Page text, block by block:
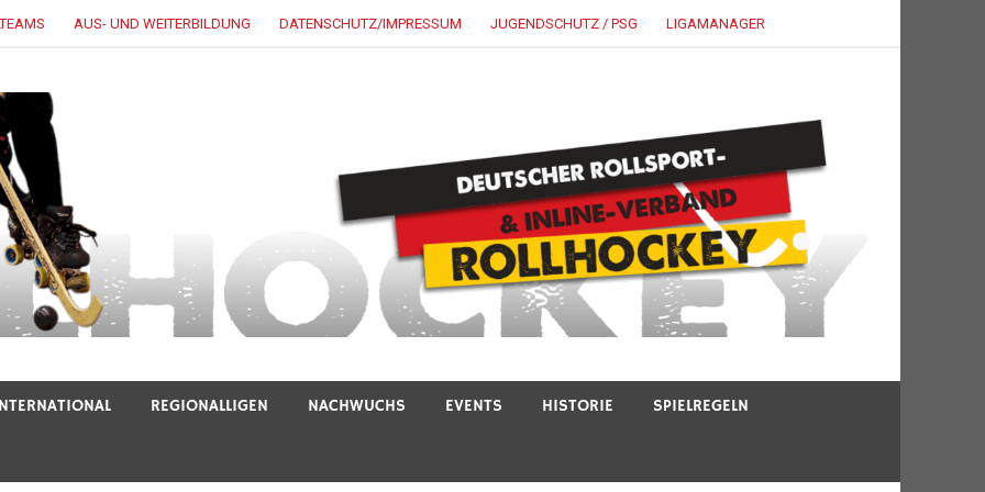
AUS- UND WEITERBILDUNG DATENSCHUTZ/IMPRESSUM JUGENDSCHUTZ / PSG LIGAMANAGER
REGIONALLIGEN NACHWUCHS EVENTS HISTORIE SPIELREGELN